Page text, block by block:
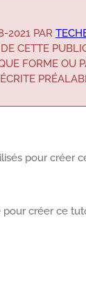
2021 PAR
CETTE
FORME OU
pour créer
créer ce